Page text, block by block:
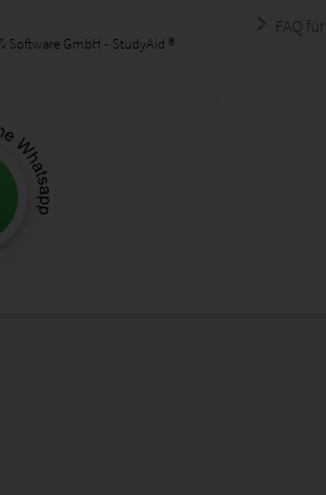
Software GmbH - StudyAid ®
FAQ